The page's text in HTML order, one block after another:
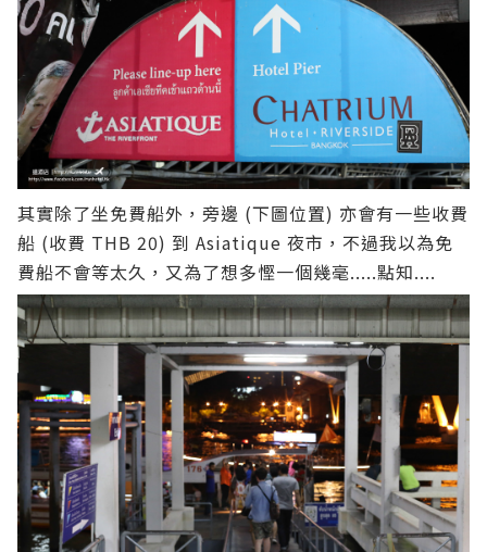
其實除了坐免費船外，旁邊 (下圖位置) 亦會有一些收費
船 (收費 THB 20) 到 Asiatique 夜市，不過我以為免
費船不會等太久，又為了想多慳一個幾毫.....點知....